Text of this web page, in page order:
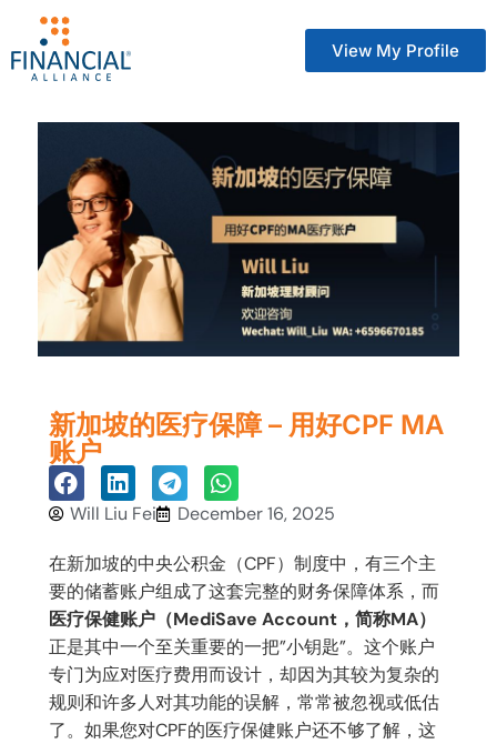
View My Profile
新加坡的医疗保障 – 用好CPF MA
账户
Will Liu Fei December 16, 2025
在新加坡的中央公积金（CPF）制度中，有三个主
要的储蓄账户组成了这套完整的财务保障体系，而
医疗保健账户（MediSave Account，简称MA）
正是其中一个至关重要的一把”小钥匙”。这个账户
专门为应对医疗费用而设计，却因为其较为复杂的
规则和许多人对其功能的误解，常常被忽视或低估
了。如果您对CPF的医疗保健账户还不够了解，这